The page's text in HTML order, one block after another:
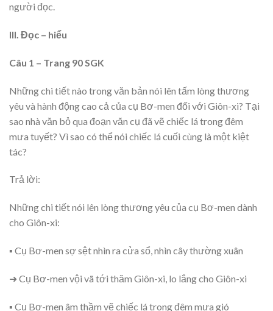
người đọc.
III. Đọc – hiểu
Câu 1 – Trang 90 SGK
Những chi tiết nào trong văn bản nói lên tấm lòng thương
yêu và hành động cao cả của cụ Bơ-men đối với Giôn-xi? Tại
sao nhà văn bỏ qua đoạn văn cụ đã vẽ chiếc lá trong đêm
mưa tuyết? Vì sao có thể nói chiếc lá cuối cùng là một kiệt
tác?
Trả lời:
Những chi tiết nói lên lòng thương yêu của cụ Bơ-men dành
cho Giôn-xi:
▪ Cụ Bơ-men sợ sệt nhìn ra cửa sổ, nhìn cây thường xuân
➜ Cụ Bơ-men vội vã tới thăm Giôn-xi, lo lắng cho Giôn-xi
▪ Cụ Bơ-men âm thầm vẽ chiếc lá trong đêm mưa gió